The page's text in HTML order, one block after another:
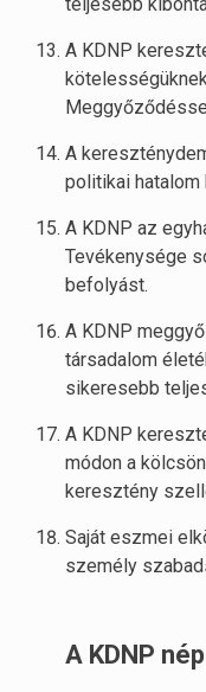
A KDNP
A
politikai hatalom
A KDNP az
Tevékenysége
befolyást.
A KDNP
társadalom
sikeresebb
A KDNP
módon a
keresztény
Saját eszmei
személy
A KDNP